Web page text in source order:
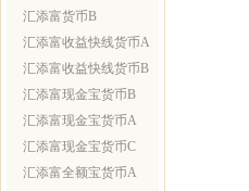
汇添富货币B
汇添富收益快线货币A
汇添富收益快线货币B
汇添富现金宝货币B
汇添富现金宝货币A
汇添富现金宝货币C
汇添富全额宝货币A